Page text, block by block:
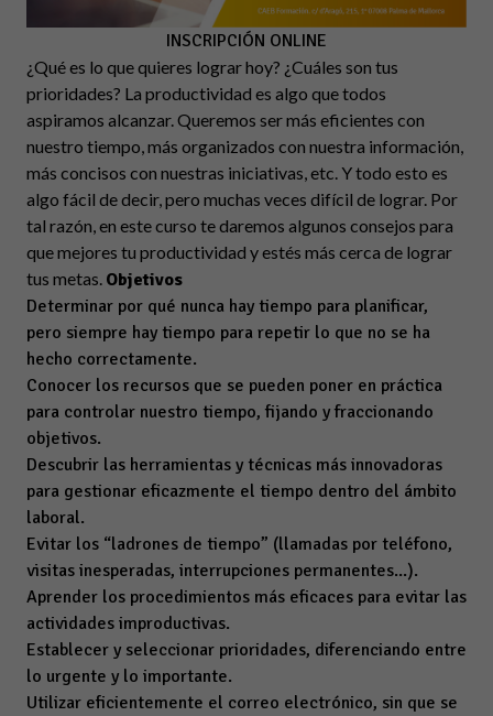
INSCRIPCIÓN ONLINE
¿Qué es lo que quieres lograr hoy? ¿Cuáles son tus
prioridades? La productividad es algo que todos
aspiramos alcanzar. Queremos ser más eficientes con
nuestro tiempo, más organizados con nuestra información,
más concisos con nuestras iniciativas, etc. Y todo esto es
algo fácil de decir, pero muchas veces difícil de lograr. Por
tal razón, en este curso te daremos algunos consejos para
que mejores tu productividad y estés más cerca de lograr
tus metas. Objetivos
Determinar por qué nunca hay tiempo para planificar,
pero siempre hay tiempo para repetir lo que no se ha
hecho correctamente.
Conocer los recursos que se pueden poner en práctica
para controlar nuestro tiempo, fijando y fraccionando
objetivos.
Descubrir las herramientas y técnicas más innovadoras
para gestionar eficazmente el tiempo dentro del ámbito
laboral.
Evitar los “ladrones de tiempo” (llamadas por teléfono,
visitas inesperadas, interrupciones permanentes...).
Aprender los procedimientos más eficaces para evitar las
actividades improductivas.
Establecer y seleccionar prioridades, diferenciando entre
lo urgente y lo importante.
Utilizar eficientemente el correo electrónico, sin que se